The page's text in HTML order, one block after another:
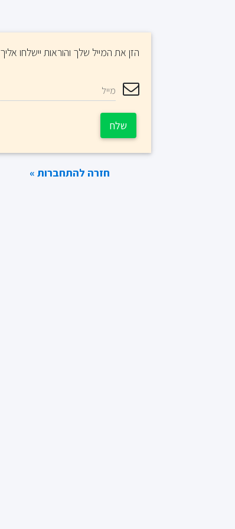
הזן את המייל שלך והוראות יישלחו אליך
מייל
שלח
חזרה להתחברות »